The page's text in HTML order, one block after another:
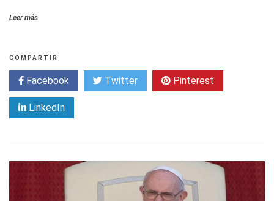
Leer más
COMPARTIR
Facebook Twitter Pinterest
LinkedIn